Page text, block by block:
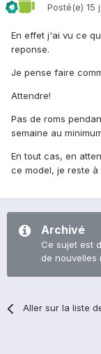
Posté(e) 15
En effet j'ai vu ce
reponse.
Je pense faire
Attendre!
Pas de roms
semaine au
En tout cas, en
ce model, je reste à
Archivé
Ce sujet est
de nouvelles
Aller sur la liste